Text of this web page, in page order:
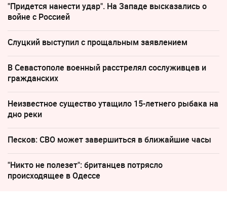
"Придется нанести удар". На Западе высказались о
войне с Россией
Слуцкий выступил с прощальным заявлением
В Севастополе военный расстрелял сослуживцев и
гражданских
Неизвестное существо утащило 15-летнего рыбака на
дно реки
Песков: СВО может завершиться в ближайшие часы
"Никто не полезет": британцев потрясло
происходящее в Одессе